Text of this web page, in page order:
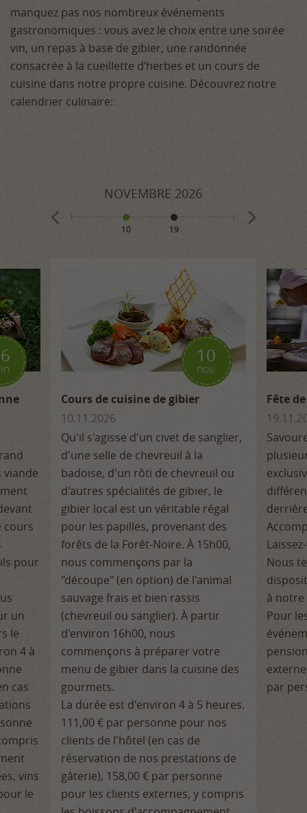
manquez pas nos nombreux événements
gastronomiques : vous avez le choix entre une soirée
vin, un repas à base de gibier, une randonnée
consacrée à la cueillette d’herbes et un cours de
cuisine dans notre propre cuisine. Découvrez notre
calendrier culinaire:
NOVEMBRE 2026
10 19 8 10
viande
cours
pour
un
le
4 à
cas
vins
le
10
nov.
Cours de cuisine de gibier
10.11.2026
Qu'il s'agisse d'un civet de sanglier,
d'une selle de chevreuil à la
badoise, d'un rôti de chevreuil ou
d'autres spécialités de gibier, le
gibier local est un véritable régal
pour les papilles, provenant des
forêts de la Forêt-Noire. À 15h00,
nous commençons par la
"découpe" (en option) de l'animal
sauvage frais et bien rassis
(chevreuil ou sanglier). À partir
d'environ 16h00, nous
commençons à préparer votre
menu de gibier dans la cuisine des
gourmets.
La durée est d'environ 4 à 5 heures.
111,00 € par personne pour nos
clients de l'hôtel (en cas de
réservation de nos prestations de
gâterie), 158,00 € par personne
pour les clients externes, y compris
Fête
Nous
à notre
Pour
par